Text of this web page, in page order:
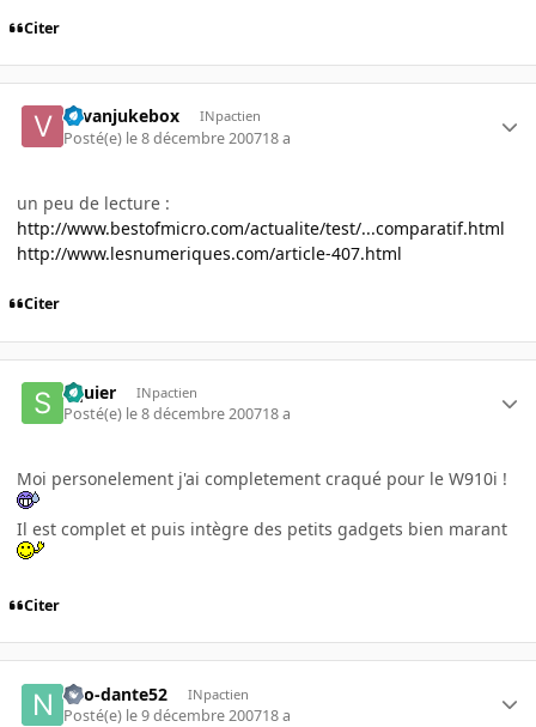
Citer
vavanjukebox INpactien
Posté(e) le 8 décembre 200718 a
un peu de lecture :
http://www.bestofmicro.com/actualite/test/...comparatif.html
http://www.lesnumeriques.com/article-407.html
Citer
Squier INpactien
Posté(e) le 8 décembre 200718 a
Moi personelement j'ai completement craqué pour le W910i !
Il est complet et puis intègre des petits gadgets bien marant
Citer
neo-dante52 INpactien
Posté(e) le 9 décembre 200718 a